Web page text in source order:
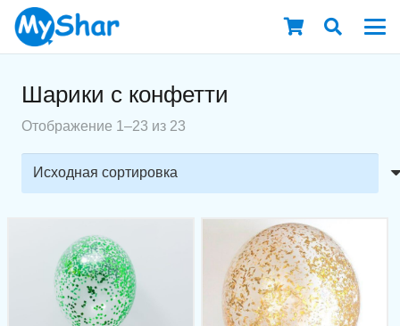
Шарики с конфетти
Отображение 1–23 из 23